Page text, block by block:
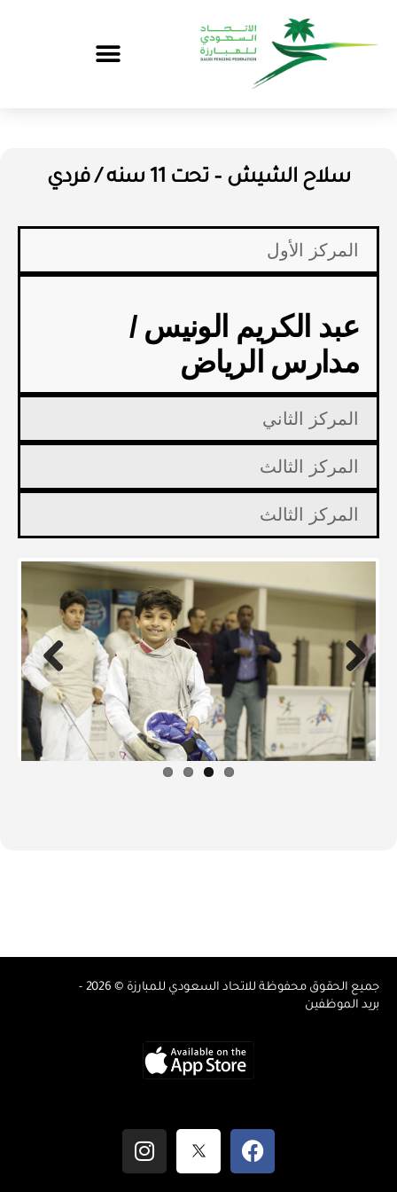
سلاح الشيش – تحت 11 سنه / فردي
المركز الأول
عبد الكريم الونيس /
مدارس الرياض
المركز الثاني
المركز الثالث
المركز الثالث
Previous Next
جميع الحقوق محفوظة للاتحاد السعودي للمبارزة © 2026 -
بريد الموظفين